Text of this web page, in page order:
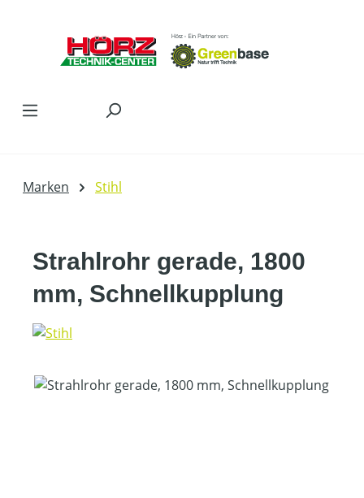
Marken Stihl
Strahlrohr gerade, 1800
mm, Schnellkupplung
Bildergalerie überspringen